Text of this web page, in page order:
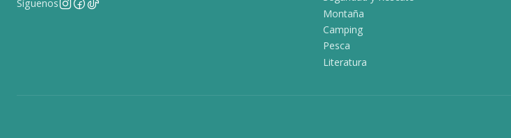
Síguenos
Montaña
Camping
Pesca
Literatura